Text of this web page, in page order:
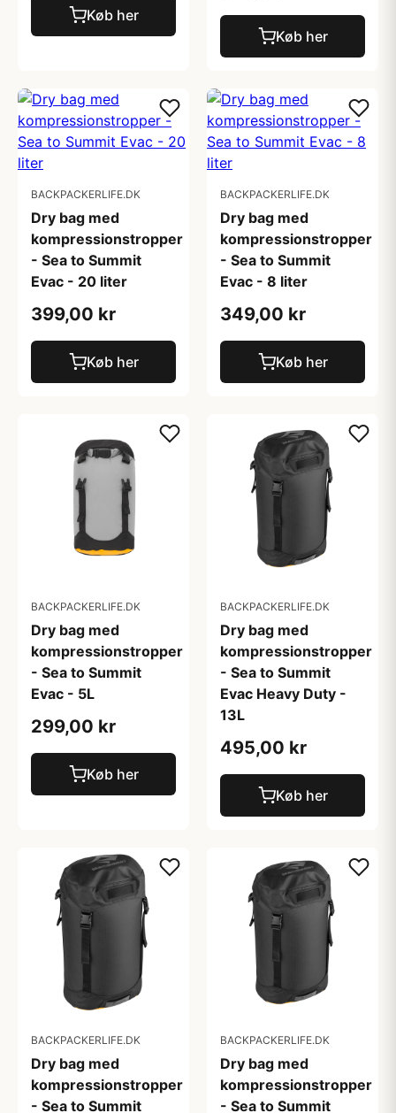
Køb her
Køb her
BACKPACKERLIFE.DK
Dry bag med
kompressionstropper
- Sea to Summit
Evac - 20 liter
399,00 kr
Køb her
BACKPACKERLIFE.DK
Dry bag med
kompressionstropper
- Sea to Summit
Evac - 8 liter
349,00 kr
Køb her
BACKPACKERLIFE.DK
Dry bag med
kompressionstropper
- Sea to Summit
Evac - 5L
299,00 kr
Køb her
BACKPACKERLIFE.DK
Dry bag med
kompressionstropper
- Sea to Summit
Evac Heavy Duty -
13L
495,00 kr
Køb her
BACKPACKERLIFE.DK
Dry bag med
kompressionstropper
- Sea to Summit
BACKPACKERLIFE.DK
Dry bag med
kompressionstropper
- Sea to Summit